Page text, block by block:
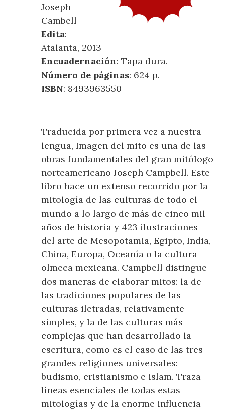
Joseph
Cambell
Edita:
Atalanta, 2013
Encuadernación: Tapa dura.
Número de páginas: 624 p.
ISBN: 8493963550
Traducida por primera vez a nuestra
lengua, Imagen del mito es una de las
obras fundamentales del gran mitólogo
norteamericano Joseph Campbell. Este
libro hace un extenso recorrido por la
mitología de las culturas de todo el
mundo a lo largo de más de cinco mil
años de historia y 423 ilustraciones
del arte de Mesopotamia, Egipto, India,
China, Europa, Oceanía o la cultura
olmeca mexicana. Campbell distingue
dos maneras de elaborar mitos: la de
las tradiciones populares de las
culturas iletradas, relativamente
simples, y la de las culturas más
complejas que han desarrollado la
escritura, como es el caso de las tres
grandes religiones universales:
budismo, cristianismo e islam. Traza
líneas esenciales de todas estas
mitologías y de la enorme influencia